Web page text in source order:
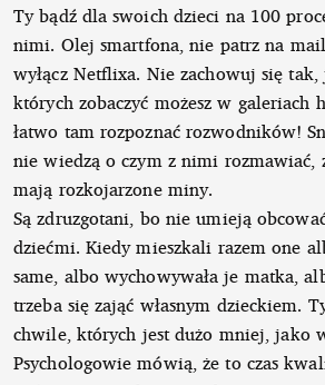
Ty bądź dla swoich dzieci na 100
nimi. Olej smartfona, nie patrz na
wyłącz Netflixa. Nie zachowuj się
których zobaczyć możesz w galeriach
łatwo tam rozpoznać rozwodników!
nie wiedzą o czym z nimi rozmawiać,
mają rozkojarzone miny.
Są zdruzgotani, bo nie umieją
dziećmi. Kiedy mieszkali razem one
same, albo wychowywała je matka,
trzeba się zająć własnym dzieckiem.
chwile, których jest dużo mniej, jako
Psychologowie mówią, że to czas